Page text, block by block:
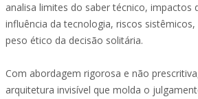
analisa limites do saber técnico, impactos
influência da tecnologia, riscos
peso ético da decisão solitária.
Com abordagem rigorosa e não
arquitetura invisível que molda o